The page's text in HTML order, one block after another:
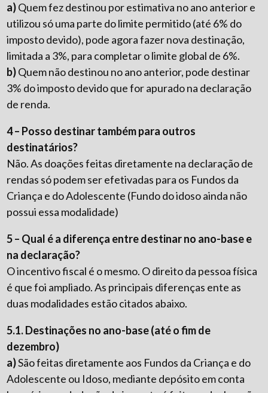
a)Quem fez destinou por estimativa no ano anterior e
utilizou só uma parte do limite permitido (até 6% do
imposto devido), pode agora fazer nova destinação,
limitada a 3%, para completar o limite global de 6%.
b)Quem não destinou no ano anterior, pode destinar
3% do imposto devido que for apurado na declaração
de renda.
4 – Posso destinar também para outros
destinatários?
Não. As doações feitas diretamente na declaração de
rendas só podem ser efetivadas para os Fundos da
Criança e do Adolescente (Fundo do idoso ainda não
possui essa modalidade)
5 – Qual é a diferença entre destinar no ano-base e
na declaração?
O incentivo fiscal é o mesmo. O direito da pessoa física
é que foi ampliado. As principais diferenças ente as
duas modalidades estão citados abaixo.
5.1. Destinações no ano-base (até o fim de
dezembro)
a)São feitas diretamente aos Fundos da Criança e do
Adolescente ou Idoso, mediante depósito em conta